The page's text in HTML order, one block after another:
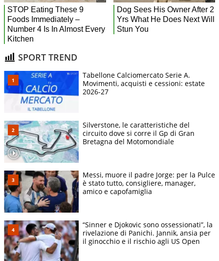
SPORT TREND
Tabellone Calciomercato Serie A.
Movimenti, acquisti e cessioni: estate
2026-27
Silverstone, le caratteristiche del
circuito dove si corre il Gp di Gran
Bretagna del Motomondiale
Messi, muore il padre Jorge: per la Pulce
è stato tutto, consigliere, manager,
amico e capofamiglia
“Sinner e Djokovic sono ossessionati”, la
rivelazione di Panichi. Jannik, ansia per
il ginocchio e il rischio agli US Open